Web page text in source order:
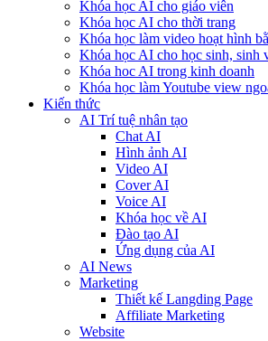
Khóa học AI cho giáo viên
Khóa học AI cho thời trang
Khóa học làm video hoạt hình
Khóa học AI cho học sinh, sinh
Khóa hoc AI trong kinh doanh
Khóa học làm Youtube view
Kiến thức
AI Trí tuệ nhân tạo
Chat AI
Hình ảnh AI
Video AI
Cover AI
Voice AI
Khóa học về AI
Đào tạo AI
Ứng dụng của AI
AI News
Marketing
Thiết kế Langding Page
Affiliate Marketing
Website